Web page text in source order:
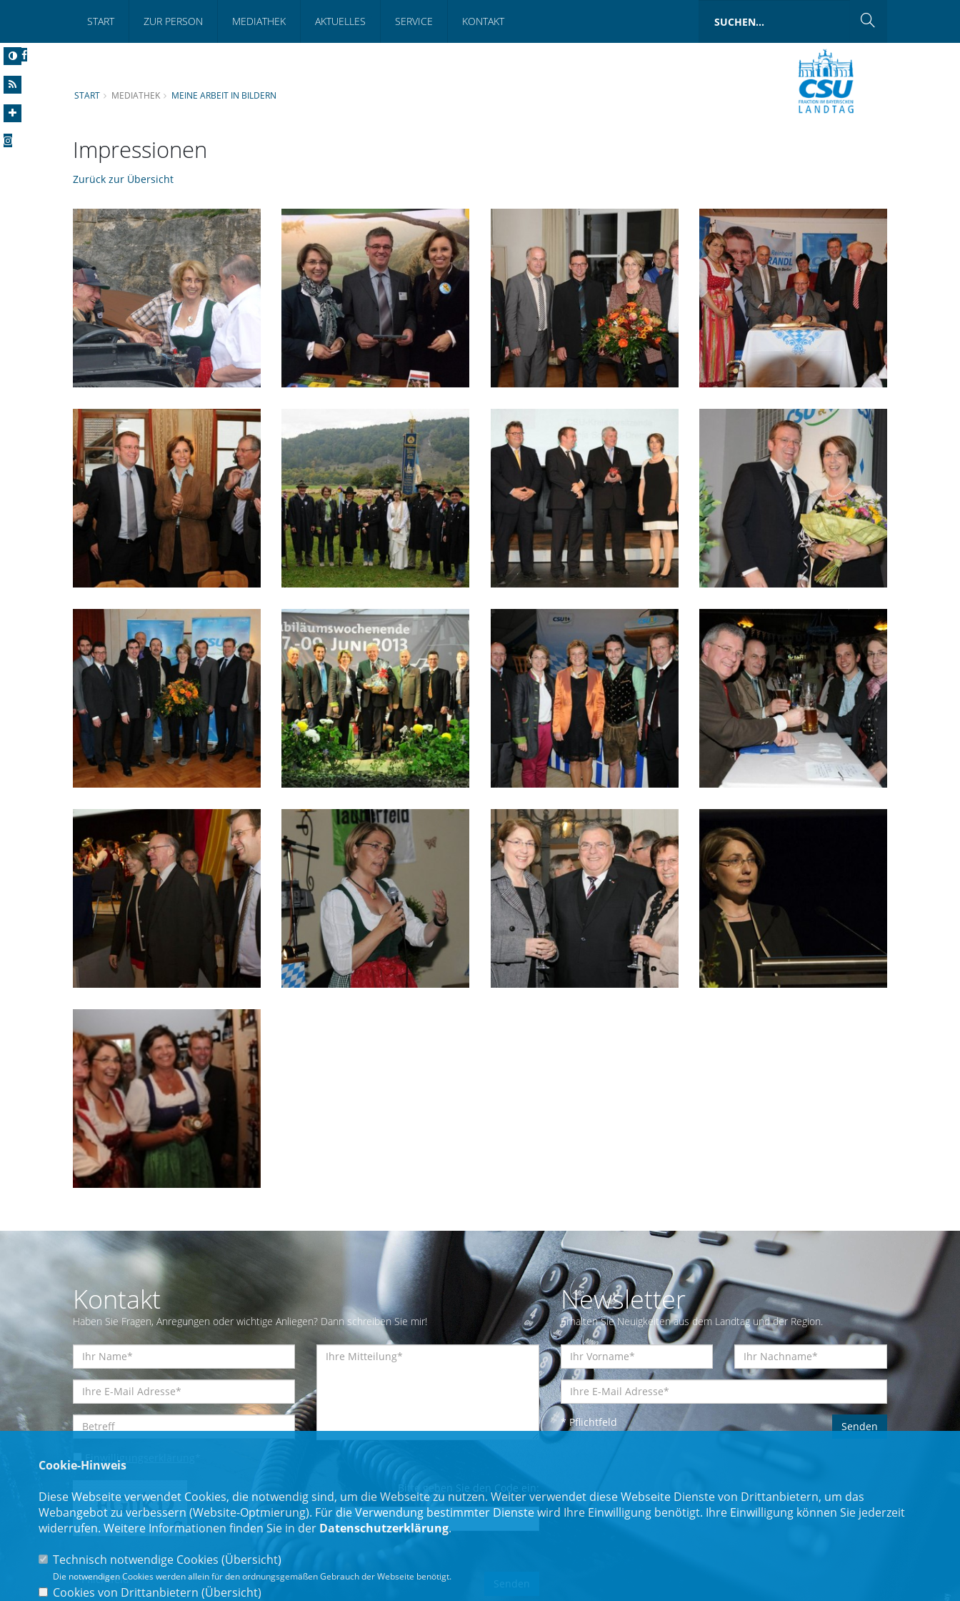
START ZUR PERSON MEDIATHEK AKTUELLES SERVICE KONTAKT
START MEDIATHEK MEINE ARBEIT IN BILDERN
Impressionen
Zurück zur Übersicht
Kontakt
Haben Sie Fragen, Anregungen oder wichtige Anliegen? Dann schreiben Sie mir!
Einwilligungserklärung
Bitte geben Sie den Code ein:
* Pflichtfeld
Newsletter
Erhalten Sie Neuigkeiten aus dem Landtag und der Region.
* Pflichtfeld
Cookie-Hinweis
Diese Webseite verwendet Cookies, die notwendig sind, um die Webseite zu nutzen. Weiter verwendet diese Webseite Dienste von Drittanbietern, um das
Webangebot zu verbessern (Website-Optmierung). Für die Verwendung bestimmter Dienste wird Ihre Einwilligung benötigt. Ihre Einwilligung können Sie jederzeit
widerrufen. Weitere Informationen finden Sie in der Datenschutzerklärung.
Technisch notwendige Cookies (Übersicht)
Die notwendigen Cookies werden allein für den ordnungsgemäßen Gebrauch der Webseite benötigt.
Cookies von Drittanbietern (Übersicht)